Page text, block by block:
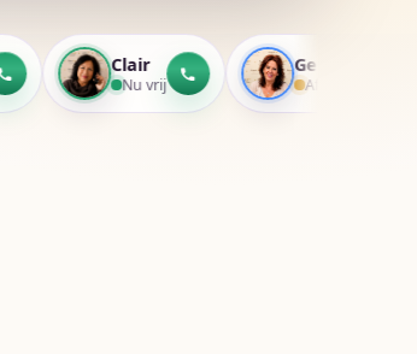
Clair
Nu vrij
Gerda Smit
Afwezig